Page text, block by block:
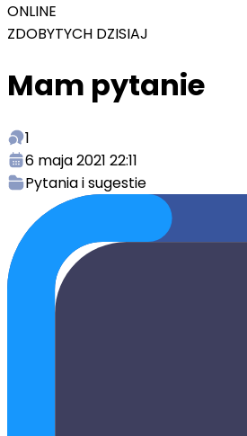
ONLINE
ZDOBYTYCH DZISIAJ
Mam pytanie
1
6 maja 2021 22:11
Pytania i sugestie